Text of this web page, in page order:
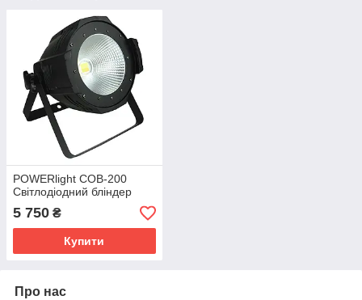
POWERlight COB-200
Світлодіодний бліндер
5 750 ₴
Купити
Про нас